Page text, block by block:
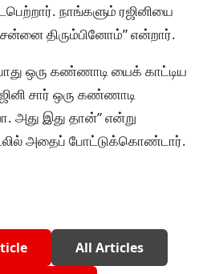
நாங்களும் ரஜினியை
திரும்பினோம்” என்றார்.
ஒரு கண்ணாடி யைக் காட்டிய
சார் ஒரு கண்ணாடி
அது இது தான்” என்று
அதைப் போட்டுக்கொண்டார்.
All Articles